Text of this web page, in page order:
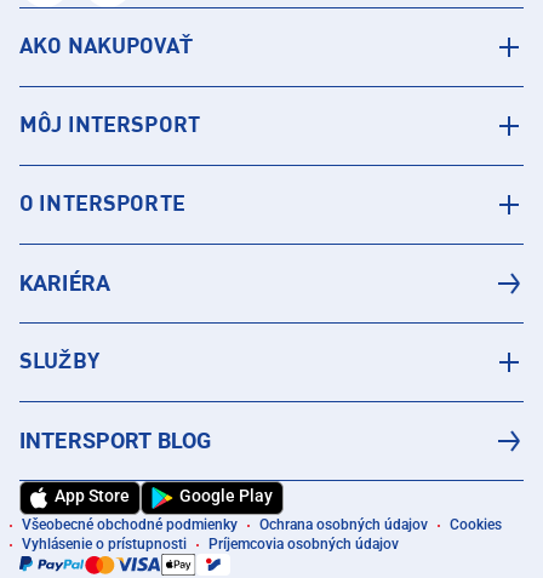
AKO NAKUPOVAŤ
MÔJ INTERSPORT
O INTERSPORTE
KARIÉRA
SLUŽBY
INTERSPORT BLOG
App Store Google Play
Všeobecné obchodné podmienky Ochrana osobných údajov
Cookies
Vyhlásenie o prístupnosti
Príjemcovia osobných údajov